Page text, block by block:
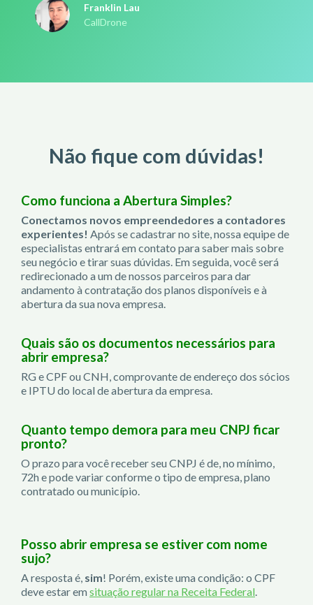
Franklin Lau
CallDrone
Não fique com dúvidas!
Como funciona a Abertura Simples?
Conectamos novos empreendedores a contadores
experientes! Após se cadastrar no site, nossa equipe de
especialistas entrará em contato para saber mais sobre
seu negócio e tirar suas dúvidas. Em seguida, você será
redirecionado a um de nossos parceiros para dar
andamento à contratação dos planos disponíveis e à
abertura da sua nova empresa.
Quais são os documentos necessários para
abrir empresa?
RG e CPF ou CNH, comprovante de endereço dos sócios
e IPTU do local de abertura da empresa.
Quanto tempo demora para meu CNPJ ficar
pronto?
O prazo para você receber seu CNPJ é de, no mínimo,
72h e pode variar conforme o tipo de empresa, plano
contratado ou município.
Posso abrir empresa se estiver com nome
sujo?
A resposta é, sim! Porém, existe uma condição: o CPF
deve estar emsituação regular na Receita Federal.